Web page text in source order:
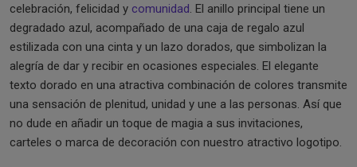
celebración, felicidad y comunidad . El anillo principal tiene un
degradado azul, acompañado de una caja de regalo azul
estilizada con una cinta y un lazo dorados, que simbolizan la
alegría de dar y recibir en ocasiones especiales. El elegante
texto dorado en una atractiva combinación de colores transmite
una sensación de plenitud, unidad y une a las personas. Así que
no dude en añadir un toque de magia a sus invitaciones,
carteles o marca de decoración con nuestro atractivo logotipo.